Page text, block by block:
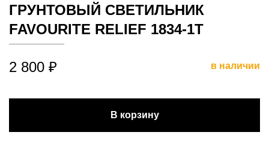
ГРУНТОВЫЙ СВЕТИЛЬНИК
FAVOURITE RELIEF 1834-1T
2 800 ₽ в наличии
В корзину